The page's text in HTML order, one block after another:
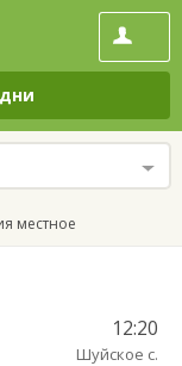
местное
12:20
Шуйское с.